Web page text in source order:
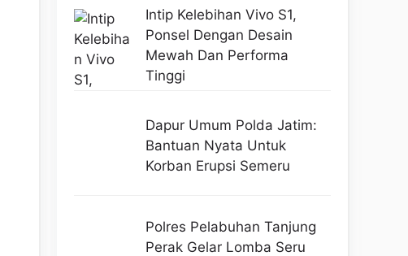
Intip Kelebihan Vivo S1,
Ponsel Dengan Desain
Mewah Dan Performa
Tinggi
Dapur Umum Polda Jatim:
Bantuan Nyata Untuk
Korban Erupsi Semeru
Polres Pelabuhan Tanjung
Perak Gelar Lomba Seru